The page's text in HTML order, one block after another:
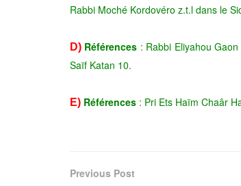
Rabbi Moché Kordovéro z.t.l dans le
D) Références : Rabbi Eliyahou
Saïf Katan 10.
E) Références : Pri Ets Haïm Chaâr
Previous Post